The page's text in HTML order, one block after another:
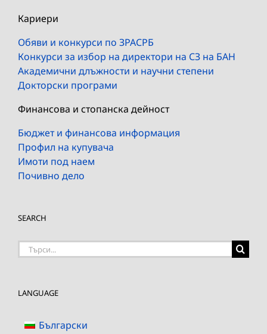
Кариери
Обяви и конкурси по ЗРАСРБ
Конкурси за избор на директори на СЗ на БАН
Академични длъжности и научни степени
Докторски програми
Финансова и стопанска дейност
Бюджет и финансова информация
Профил на купувача
Имоти под наем
Почивно дело
SEARCH
Търсене
LANGUAGE
Български